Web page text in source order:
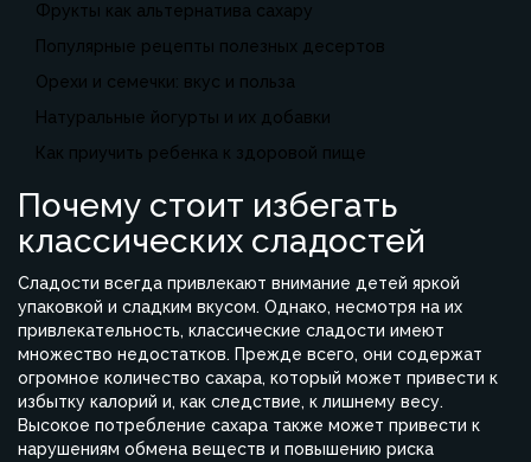
Фрукты как альтернатива сахару
Популярные рецепты полезных десертов
Орехи и семечки: вкус и польза
Натуральные йогурты и их добавки
Как приучить ребенка к здоровой пище
Почему стоит избегать
классических сладостей
Сладости всегда привлекают внимание детей яркой
упаковкой и сладким вкусом. Однако, несмотря на их
привлекательность, классические сладости имеют
множество недостатков. Прежде всего, они содержат
огромное количество сахара, который может привести к
избытку калорий и, как следствие, к лишнему весу.
Высокое потребление сахара также может привести к
нарушениям обмена веществ и повышению риска